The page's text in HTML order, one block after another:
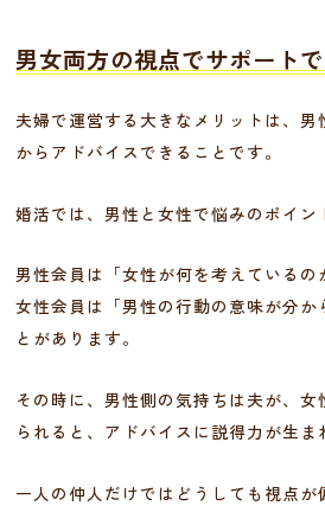
男女両方の視点でサポート
夫婦で運営する大きなメリットは、
からアドバイスできることです。
婚活では、男性と女性で悩みのポイン
男性会員は「女性が何を考えているの
女性会員は「男性の行動の意味が分か
とがあります。
その時に、男性側の気持ちは夫が、
られると、アドバイスに説得力が生ま
一人の仲人だけではどうしても視点が